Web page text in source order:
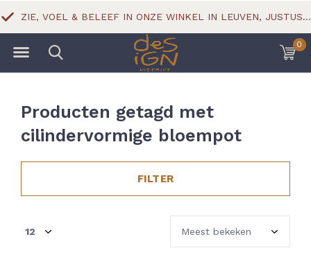
0
ZIE, VOEL & BELEEF IN ONZE WINKEL IN LEUVEN, JUSTUS LIPSIUSSTRAAT 18
Producten getagd met
cilindervormige bloempot
FILTER